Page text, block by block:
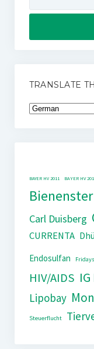
TRANSLATE
BAYER HV 2011 BAYER HV
Carl Duisberg
CURRENTA
Endosulfan
HIV/AIDS
Lipobay
Steuerflucht